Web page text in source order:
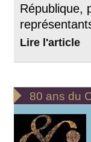
République,
Lire l'article
 80 ans du